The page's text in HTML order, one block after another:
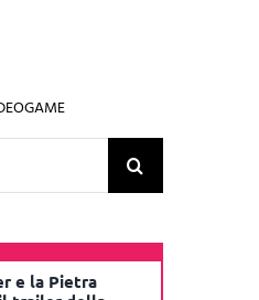
e la Pietra